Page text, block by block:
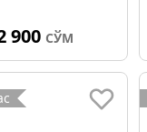
900 СЎМ